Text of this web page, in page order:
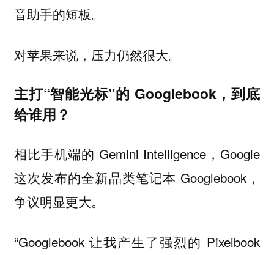
音助手的短板。
对苹果来说，压力仍然很大。
主打“智能光标”的 Googlebook，到底
给谁用？
相比手机端的 Gemini Intelligence，Google
这次发布的全新品类笔记本 Googlebook，
争议明显更大。
“Googlebook 让我产生了强烈的 Pixelbook